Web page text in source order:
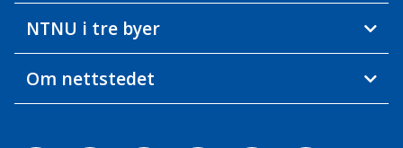
NTNU i tre byer
Om nettstedet